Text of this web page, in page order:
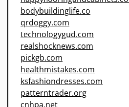
bodybuildinglife.co
qrdoggy.com
technologygud.com
realshocknews.com
pickgb.com
healthmistakes.com
ksfashiondresses.com
patterntrader.org
cnhpa.net